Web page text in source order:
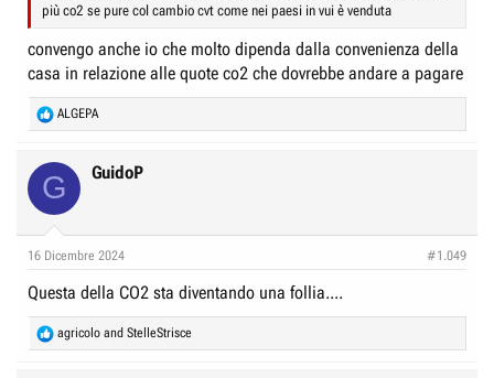
più co2 se pure col cambio cvt come nei paesi in vui è venduta
convengo anche io che molto dipenda dalla convenienza della
casa in relazione alle quote co2 che dovrebbe andare a pagare
R
e
c
t
s
ALGEPA
G GuidoP
16 Dicembre 2024 #1.049
Questa della CO2 sta diventando una follia....
R
e
agricolo and StelleStrisce